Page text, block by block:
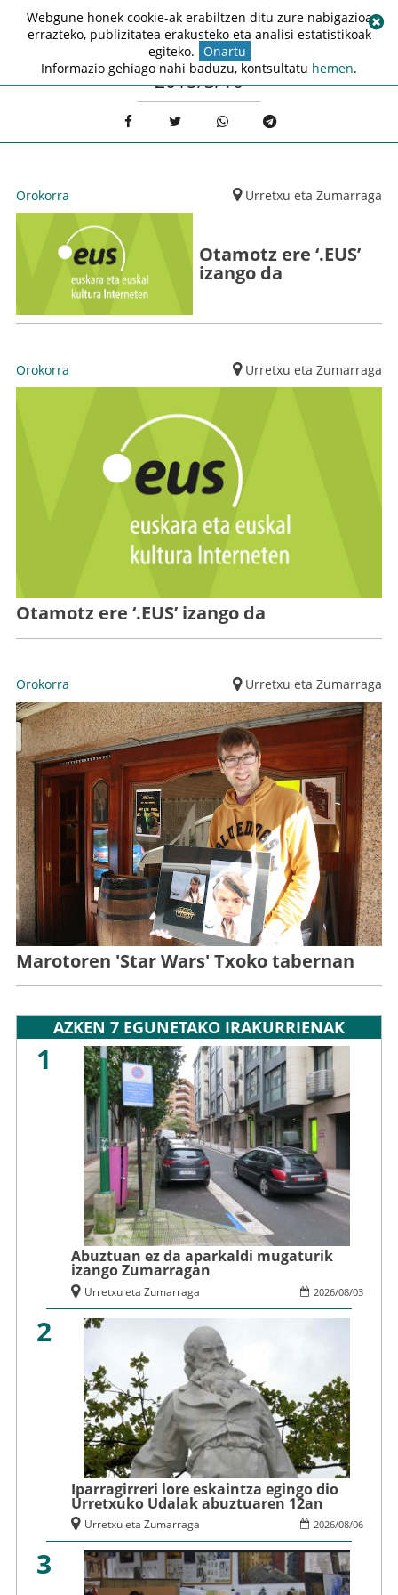
2015/3/10
Orokorra Urretxu eta Zumarraga
Otamotz ere ‘.EUS’
izango da
Orokorra Urretxu eta Zumarraga
Otamotz ere ‘.EUS’ izango da
Orokorra Urretxu eta Zumarraga
Marotoren 'Star Wars' Txoko tabernan
AZKEN 7 EGUNETAKO IRAKURRIENAK
1
Abuztuan ez da aparkaldi mugaturik
izango Zumarragan
2026/08/03
Urretxu eta Zumarraga
2
Iparragirreri lore eskaintza egingo dio
Urretxuko Udalak abuztuaren 12an
2026/08/06
Urretxu eta Zumarraga
3
Webgune honek cookie-ak erabiltzen ditu zure nabigazioa
errazteko, publizitatea erakusteko eta analisi estatistikoak
egiteko. Onartu
Informazio gehiago nahi baduzu, kontsultatu hemen.